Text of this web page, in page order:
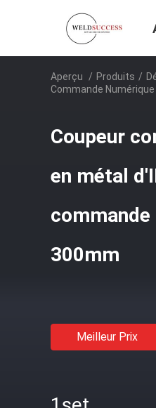
Aperçu / Produits /
Commande
Coupeur
en métal
commande
300mm
Meilleur Prix